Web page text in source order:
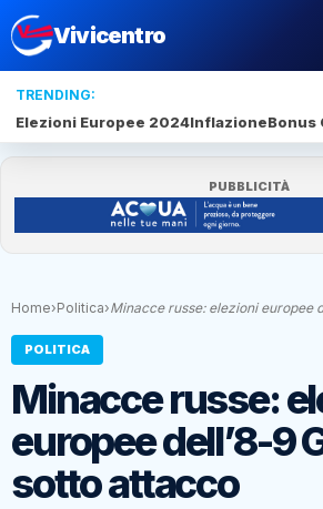
Vivicentro
TRENDING:
Elezioni Europee 2024InflazioneBonus
PUBBLICITÀ
Home›Politica›Minacce russe: elezioni europee
POLITICA
Minacce russe:
europee dell’8-9
sotto attacco